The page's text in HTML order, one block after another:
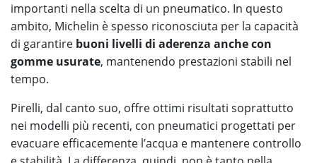
importanti nella scelta di un pneumatico. In questo
ambito, Michelin è spesso riconosciuta per la capacità
di garantire buoni livelli di aderenza anche con
gomme usurate, mantenendo prestazioni stabili nel
tempo.
Pirelli, dal canto suo, offre ottimi risultati soprattutto
nei modelli più recenti, con pneumatici progettati per
evacuare efficacemente l’acqua e mantenere controllo